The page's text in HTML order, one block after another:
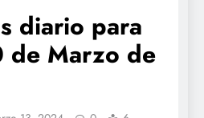
diario para
de Marzo de